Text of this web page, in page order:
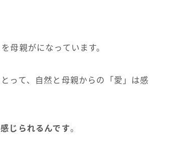
母親がになっています。
って、自然と母親からの「愛」は感
じられるんです。